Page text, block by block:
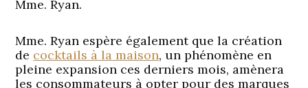
Mme. Ryan.
Mme. Ryan espère également que la création
de cocktails à la maison, un phénomène en
pleine expansion ces derniers mois, amènera
les consommateurs à opter pour des marques